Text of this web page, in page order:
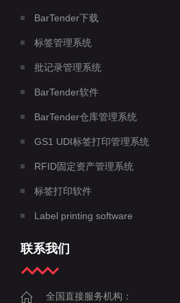
BarTender下载
标签管理系统
批记录管理系统
BarTender软件
BarTender仓库管理系统
GS1 UDI标签打印管理系统
RFID固定资产管理系统
标签打印软件
Label printing software
联系我们
全国直接服务机构：